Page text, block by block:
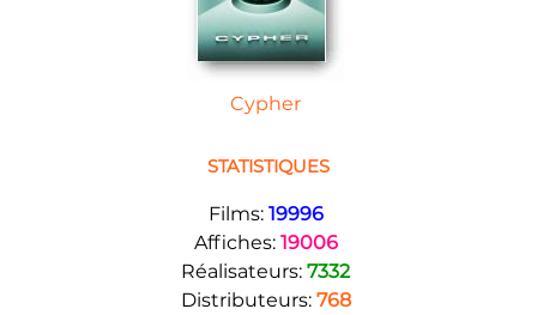
Cypher
STATISTIQUES
Films: 19996
Affiches: 19006
Réalisateurs: 7332
Distributeurs: 768